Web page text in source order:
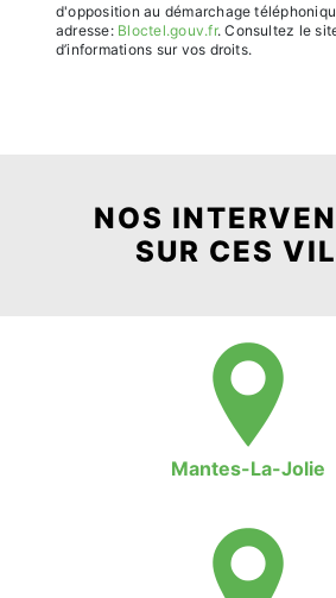
d'opposition au démarchage
adresse: Bloctel.gouv.fr. Consultez le
d’informations sur vos droits.
NOS
SUR CES
Mantes-La-Jolie